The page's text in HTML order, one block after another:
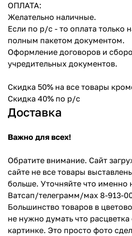
ОПЛАТА:
Желательно наличные.
Если по р/с - то оплата только
полным пакетом документом.
Оформление договоров и
учредительных документов.
Скидка 50% на все товары
Скидка 40% по р/с
Доставка
Важно для всех!
Обратите внимание. Сайт
сайте не все товары
больше. Уточняйте что именно
Ватсап/телеграмм/мах 8-913-
Большинство товаров в
не нужно думать что
картинке. Это просто фото